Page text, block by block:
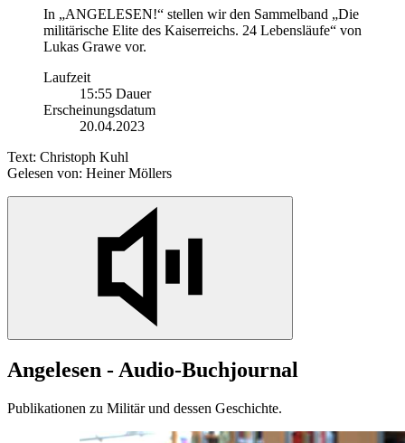
In „ANGELESEN!“ stellen wir den Sammelband „Die
militärische Elite des Kaiserreichs. 24 Lebensläufe“ von
Lukas Grawe vor.
Laufzeit
15:55 Dauer
Erscheinungsdatum
20.04.2023
Text: Christoph Kuhl
Gelesen von: Heiner Möllers
Angelesen - Audio-Buchjournal
Publikationen zu Militär und dessen Geschichte.